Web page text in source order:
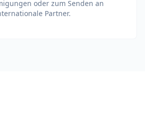
oder zum Senden an
Partner.